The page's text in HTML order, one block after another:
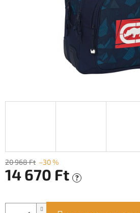
20 968 Ft –30 %
14 670 Ft ?